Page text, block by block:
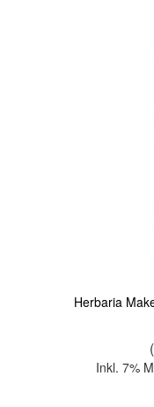
Herbaria
(
Inkl. 7%